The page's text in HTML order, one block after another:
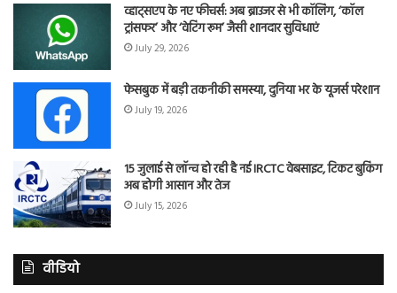
व्हाट्सएप के नए फीचर्स: अब ब्राउजर से भी कॉलिंग, ‘कॉल
ट्रांसफर’ और ‘वेटिंग रूम’ जैसी शानदार सुविधाएं
July 29, 2026
फेसबुक में बड़ी तकनीकी समस्या, दुनिया भर के यूजर्स परेशान
July 19, 2026
15 जुलाई से लॉन्च हो रही है नई IRCTC वेबसाइट, टिकट बुकिंग
अब होगी आसान और तेज
July 15, 2026
वीडियो